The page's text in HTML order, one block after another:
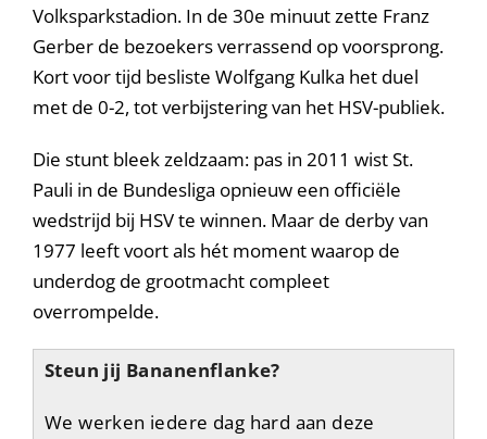
Volksparkstadion. In de 30e minuut zette Franz
Gerber de bezoekers verrassend op voorsprong.
Kort voor tijd besliste Wolfgang Kulka het duel
met de 0-2, tot verbijstering van het HSV-publiek.
Die stunt bleek zeldzaam: pas in 2011 wist St.
Pauli in de Bundesliga opnieuw een officiële
wedstrijd bij HSV te winnen. Maar de derby van
1977 leeft voort als hét moment waarop de
underdog de grootmacht compleet
overrompelde.
Steun jij Bananenflanke?
We werken iedere dag hard aan deze